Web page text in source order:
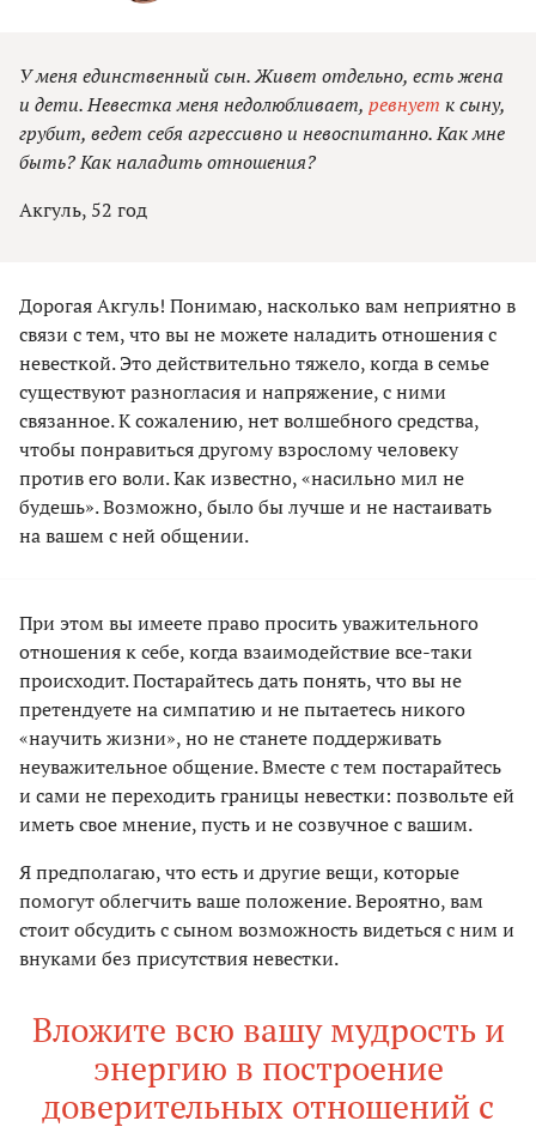
У меня единственный сын. Живет отдельно, есть жена
и дети. Невестка меня недолюбливает, ревнует к сыну,
грубит, ведет себя агрессивно и невоспитанно. Как мне
быть? Как наладить отношения?
Акгуль, 52 год
Дорогая Акгуль! Понимаю, насколько вам неприятно в
связи с тем, что вы не можете наладить отношения с
невесткой. Это действительно тяжело, когда в семье
существуют разногласия и напряжение, с ними
связанное. К сожалению, нет волшебного средства,
чтобы понравиться другому взрослому человеку
против его воли. Как известно, «насильно мил не
будешь». Возможно, было бы лучше и не настаивать
на вашем с ней общении.
При этом вы имеете право просить уважительного
отношения к себе, когда взаимодействие все-таки
происходит. Постарайтесь дать понять, что вы не
претендуете на симпатию и не пытаетесь никого
«научить жизни», но не станете поддерживать
неуважительное общение. Вместе с тем постарайтесь
и сами не переходить границы невестки: позвольте ей
иметь свое мнение, пусть и не созвучное с вашим.
Я предполагаю, что есть и другие вещи, которые
помогут облегчить ваше положение. Вероятно, вам
стоит обсудить с сыном возможность видеться с ним и
внуками без присутствия невестки.
Вложите всю вашу мудрость и
энергию в построение
доверительных отношений с